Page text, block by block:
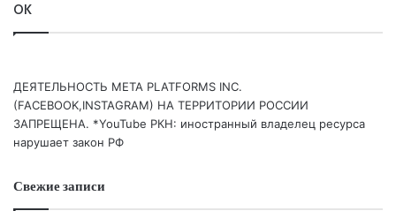
OK
ДЕЯТЕЛЬНОСТЬ МЕТА PLATFORMS INC.
(FACEBOOK,INSTAGRAM) НА ТЕРРИТОРИИ РОССИИ
ЗАПРЕЩЕНА. *YouTube РКН: иностранный владелец ресурса
нарушает закон РФ
Свежие записи